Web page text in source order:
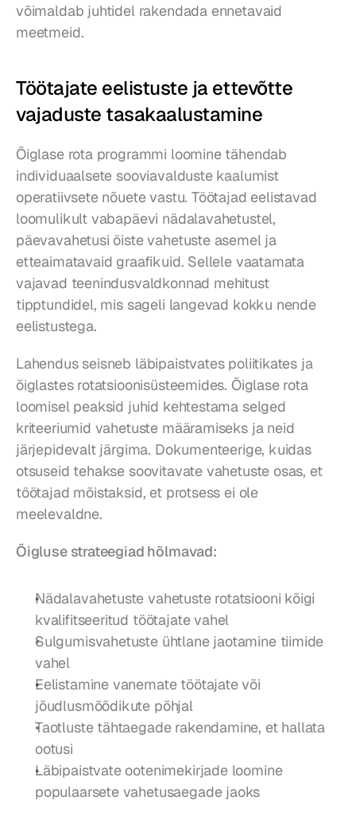
võimaldab juhtidel rakendada ennetavaid
meetmeid.
Töötajate eelistuste ja ettevõtte
vajaduste tasakaalustamine
Õiglase rota programmi loomine tähendab
individuaalsete sooviavalduste kaalumist
operatiivsete nõuete vastu. Töötajad eelistavad
loomulikult vabapäevi nädalavahetustel,
päevavahetusi öiste vahetuste asemel ja
etteaimatavaid graafikuid. Sellele vaatamata
vajavad teenindusvaldkonnad mehitust
tipptundidel, mis sageli langevad kokku nende
eelistustega.
Lahendus seisneb läbipaistvates poliitikates ja
õiglastes rotatsioonisüsteemides. Õiglase rota
loomisel peaksid juhid kehtestama selged
kriteeriumid vahetuste määramiseks ja neid
järjepidevalt järgima. Dokumenteerige, kuidas
otsuseid tehakse soovitavate vahetuste osas, et
töötajad mõistaksid, et protsess ei ole
meelevaldne.
Õigluse strateegiad hõlmavad:
Nädalavahetuste vahetuste rotatsiooni kõigi
kvalifitseeritud töötajate vahel
Sulgumisvahetuste ühtlane jaotamine tiimide
vahel
Eelistamine vanemate töötajate või
jõudlusmõõdikute põhjal
Taotluste tähtaegade rakendamine, et hallata
ootusi
Läbipaistvate ootenimekirjade loomine
populaarsete vahetusaegade jaoks